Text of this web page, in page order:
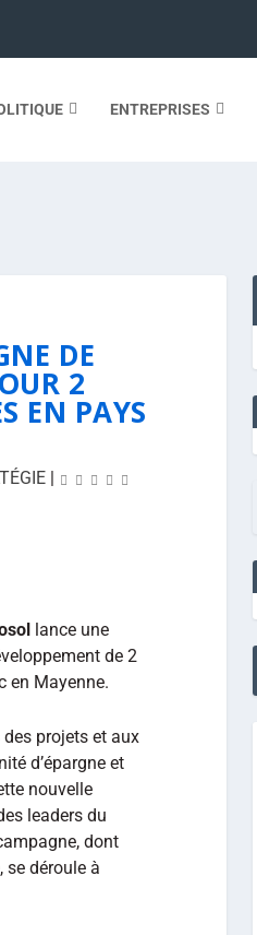
ENTREPRISES
DE
2
EN PAYS
|
lance une
de 2
en Mayenne.
projets et aux
d’épargne et
nouvelle
leaders du
dont
se déroule à